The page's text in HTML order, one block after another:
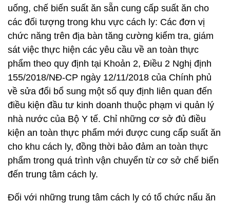
uống, chế biến suất ăn sẵn cung cấp suất ăn cho
các đối tượng trong khu vực cách ly: Các đơn vị
chức năng trên địa bàn tăng cường kiểm tra, giám
sát việc thực hiện các yêu cầu về an toàn thực
phẩm theo quy định tại Khoản 2, Điều 2 Nghị định
155/2018/NĐ-CP ngày 12/11/2018 của Chính phủ
về sửa đổi bổ sung một số quy định liên quan đến
điều kiện đầu tư kinh doanh thuộc phạm vi quản lý
nhà nước của Bộ Y tế. Chỉ những cơ sở đủ điều
kiện an toàn thực phẩm mới được cung cấp suất ăn
cho khu cách ly, đồng thời bảo đảm an toàn thực
phẩm trong quá trình vận chuyển từ cơ sở chế biến
đến trung tâm cách ly.
Đối với những trung tâm cách ly có tổ chức nấu ăn